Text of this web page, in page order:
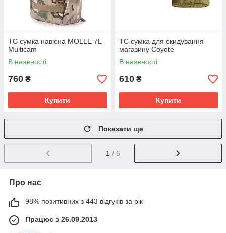
TC сумка навісна MOLLE 7L
Multicam
В наявності
760 ₴
Купити
TC сумка для скидування
магазину Coyote
В наявності
610 ₴
Купити
Показати ще
1 / 6
Про нас
98% позитивних з 443 відгуків за рік
Працює з 26.09.2013